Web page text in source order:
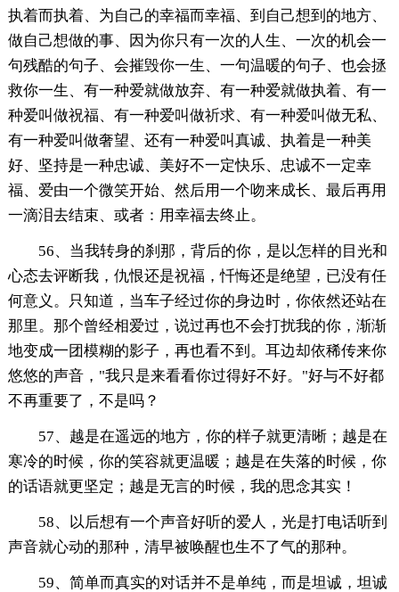
执着而执着、为自己的幸福而幸福、到自己想到的地方、
做自己想做的事、因为你只有一次的人生、一次的机会一
句残酷的句子、会摧毁你一生、一句温暖的句子、也会拯
救你一生、有一种爱就做放弃、有一种爱就做执着、有一
种爱叫做祝福、有一种爱叫做祈求、有一种爱叫做无私、
有一种爱叫做奢望、还有一种爱叫真诚、执着是一种美
好、坚持是一种忠诚、美好不一定快乐、忠诚不一定幸
福、爱由一个微笑开始、然后用一个吻来成长、最后再用
一滴泪去结束、或者：用幸福去终止。
56、当我转身的刹那，背后的你，是以怎样的目光和
心态去评断我，仇恨还是祝福，忏悔还是绝望，已没有任
何意义。只知道，当车子经过你的身边时，你依然还站在
那里。那个曾经相爱过，说过再也不会打扰我的你，渐渐
地变成一团模糊的影子，再也看不到。耳边却依稀传来你
悠悠的声音，"我只是来看看你过得好不好。"好与不好都
不再重要了，不是吗？
57、越是在遥远的地方，你的样子就更清晰；越是在
寒冷的时候，你的笑容就更温暖；越是在失落的时候，你
的话语就更坚定；越是无言的时候，我的思念其实！
58、以后想有一个声音好听的爱人，光是打电话听到
声音就心动的那种，清早被唤醒也生不了气的那种。
59、简单而真实的对话并不是单纯，而是坦诚，坦诚